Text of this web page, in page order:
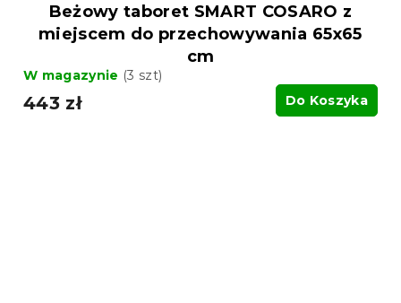
Beżowy taboret SMART COSARO z
miejscem do przechowywania 65x65
cm
W magazynie (3 szt)
443 zł Do Koszyka